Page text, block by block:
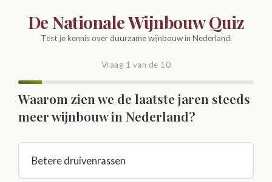
De Nationale Wijnbouw Quiz
Test je kennis over duurzame wijnbouw in Nederland.
Vraag 1 van de 10
Waarom zien we de laatste jaren steeds
meer wijnbouw in Nederland?
Betere druivenrassen